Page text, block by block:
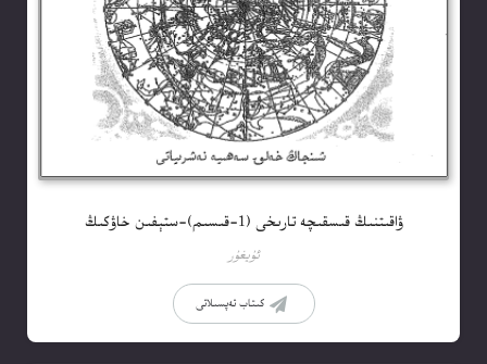
ۋاقىتنىڭ قىسقىچە تارىخى (1-قىسىم)-ستېفىن خاۋكىڭ
ئۇيغۇر
كىتاب تەپسىلاتى